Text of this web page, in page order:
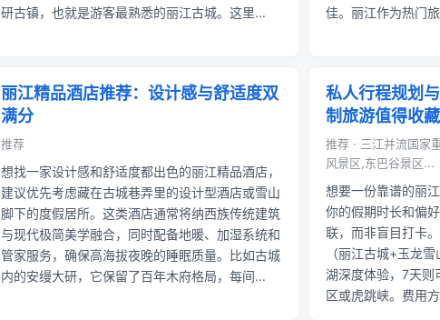
研古镇，也就是游客最熟悉的丽江古城。这里...
佳。丽江作为热门
丽江精品酒店推荐：设计感与舒适度双
满分
推荐
想找一家设计感和舒适度都出色的丽江精品酒店，
建议优先考虑藏在古城巷弄里的设计型酒店或雪山
脚下的度假居所。这类酒店通常将纳西族传统建筑
与现代极简美学融合，同时配备地暖、加湿系统和
管家服务，确保高海拔夜晚的睡眠质量。比如古城
内的安缦大研，它保留了百年木府格局，每间...
私人行程规划
制旅游值得收藏
推荐 · 三江并流国家
风景区,东巴谷景区...
想要一份靠谱的丽
你的假期时长和偏
联，而非盲目打卡
（丽江古城+玉龙
湖深度体验，7天则
区或虎跳峡。费用